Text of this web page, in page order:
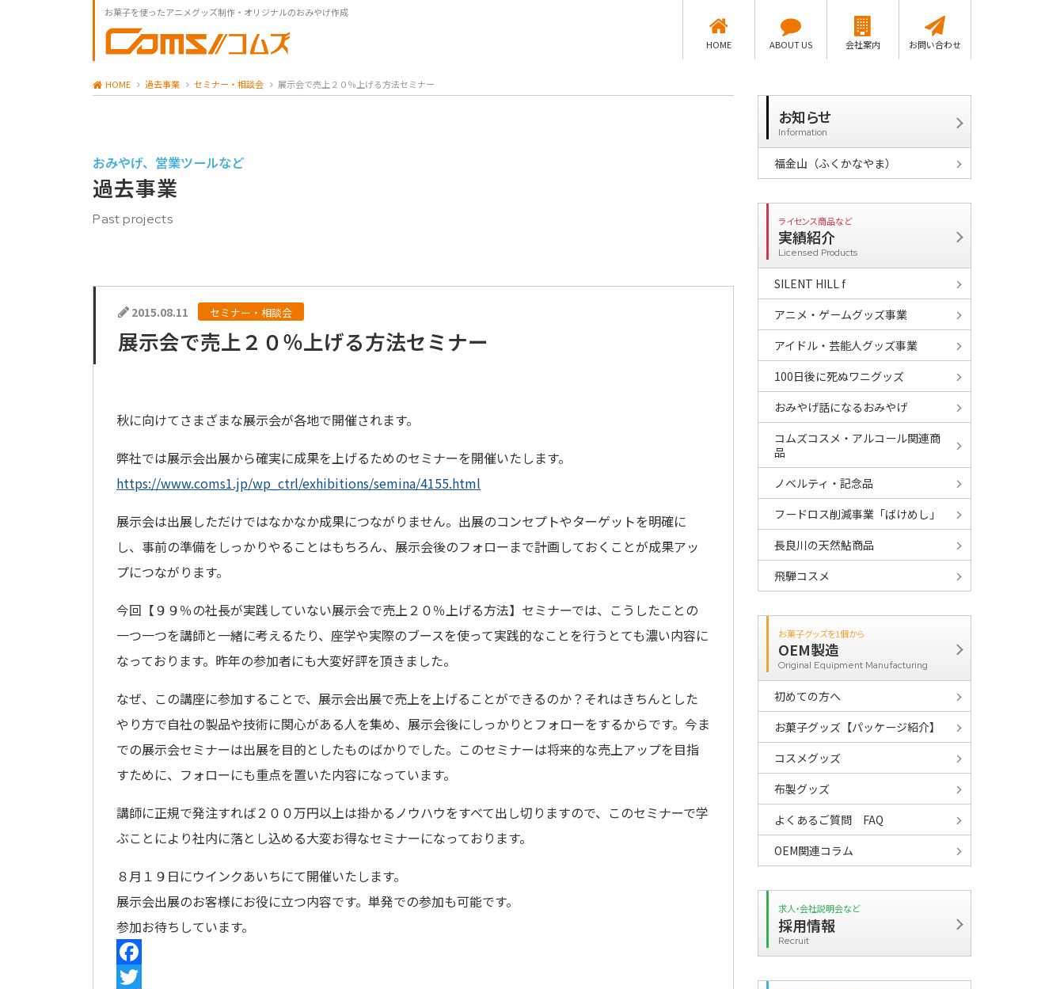
お菓子を使ったアニメグッズ制作・オリジナルのおみやげ作成
HOME ABOUT US 会社案内 お問い合わせ
HOME 過去事業 セミナー・相談会 展示会で売上２０％上げる方法セミナー
おみやげ、営業ツールなど
過去事業
Past projects
2015.08.11 セミナー・相談会
展示会で売上２０％上げる方法セミナー
秋に向けてさまざまな展示会が各地で開催されます。
弊社では展示会出展から確実に成果を上げるためのセミナーを開催いたします。
https://www.coms1.jp/wp_ctrl/exhibitions/semina/4155.html
展示会は出展しただけではなかなか成果につながりません。出展のコンセプトやターゲットを明確に
し、事前の準備をしっかりやることはもちろん、展示会後のフォローまで計画しておくことが成果アッ
プにつながります。
今回【９９％の社長が実践していない展示会で売上２０％上げる方法】セミナーでは、こうしたことの
一つ一つを講師と一緒に考えるたり、座学や実際のブースを使って実践的なことを行うとても濃い内容に
なっております。昨年の参加者にも大変好評を頂きました。
なぜ、この講座に参加することで、展示会出展で売上を上げることができるのか？それはきちんとした
やり方で自社の製品や技術に関心がある人を集め、展示会後にしっかりとフォローをするからです。今ま
での展示会セミナーは出展を目的としたものばかりでした。このセミナーは将来的な売上アップを目指
すために、フォローにも重点を置いた内容になっています。
講師に正規で発注すれば２００万円以上は掛かるノウハウをすべて出し切りますので、このセミナーで学
ぶことにより社内に落とし込める大変お得なセミナーになっております。
８月１９日にウインクあいちにて開催いたします。
展示会出展のお客様にお役に立つ内容です。単発での参加も可能です。
参加お待ちしています。
Facebook
お知らせ
Information
福金山（ふくかなやま）
ライセンス商品など
実績紹介
Licensed Products
SILENT HILL f
アニメ・ゲームグッズ事業
アイドル・芸能人グッズ事業
100日後に死ぬワニグッズ
おみやげ話になるおみやげ
コムズコスメ・アルコール関連商
品
ノベルティ・記念品
フードロス削減事業「ばけめし」
長良川の天然鮎商品
飛騨コスメ
お菓子グッズを1個から
OEM製造
Original Equipment Manufacturing
初めての方へ
お菓子グッズ【パッケージ紹介】
コスメグッズ
布製グッズ
よくあるご質問 FAQ
OEM関連コラム
求人・会社説明会など
採用情報
Recruit